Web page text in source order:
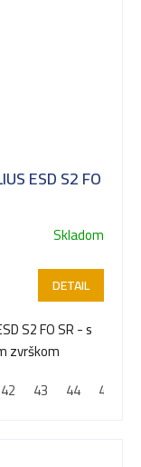
ESD S2 FO
Skladom
DETAIL
S2 FO SR - s
zvrškom
42 43 44 45